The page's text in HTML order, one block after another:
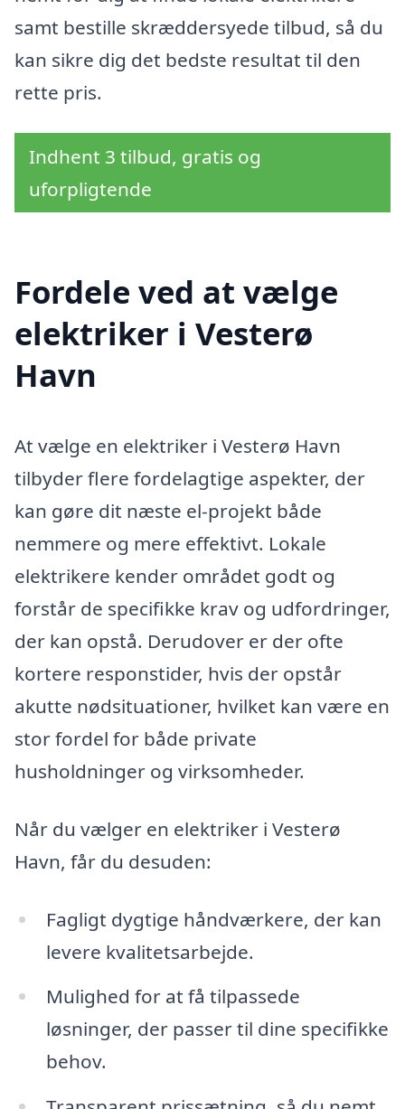
samt bestille skræddersyede tilbud, så du
kan sikre dig det bedste resultat til den
rette pris.
Indhent 3 tilbud, gratis og
uforpligtende
Fordele ved at vælge
elektriker i Vesterø
Havn
At vælge en elektriker i Vesterø Havn
tilbyder flere fordelagtige aspekter, der
kan gøre dit næste el-projekt både
nemmere og mere effektivt. Lokale
elektrikere kender området godt og
forstår de specifikke krav og udfordringer,
der kan opstå. Derudover er der ofte
kortere responstider, hvis der opstår
akutte nødsituationer, hvilket kan være en
stor fordel for både private
husholdninger og virksomheder.
Når du vælger en elektriker i Vesterø
Havn, får du desuden:
Fagligt dygtige håndværkere, der kan
levere kvalitetsarbejde.
Mulighed for at få tilpassede
løsninger, der passer til dine specifikke
behov.